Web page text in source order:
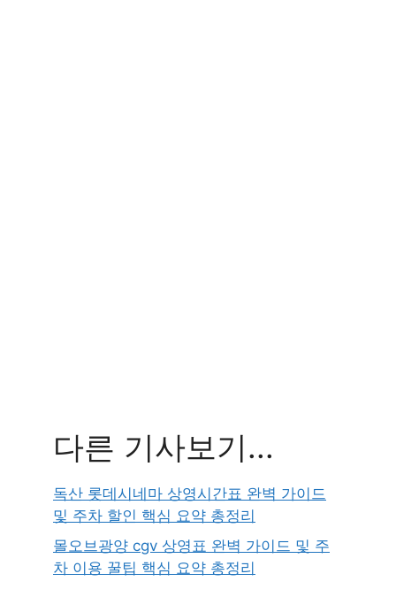
다른 기사보기...
독산 롯데시네마 상영시간표 완벽 가이드
및 주차 할인 핵심 요약 총정리
몰오브광양 cgv 상영표 완벽 가이드 및 주
차 이용 꿀팁 핵심 요약 총정리